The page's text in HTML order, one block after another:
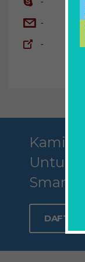
-
-
Kami
Untuk
Smamda
DAFTAR